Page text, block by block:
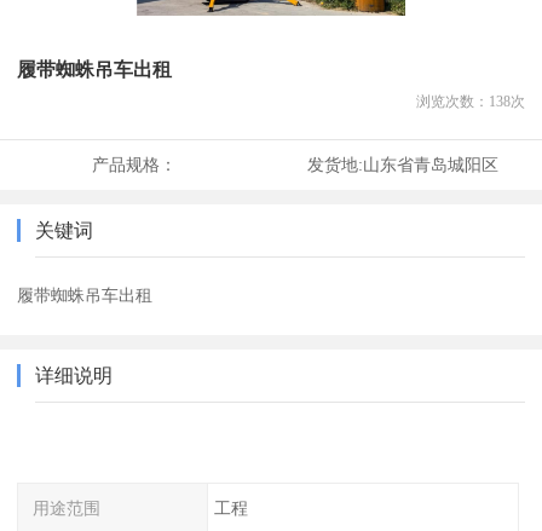
履带蜘蛛吊车出租
浏览次数： 138次
产品规格： 发货地:山东省青岛城阳区
关键词
履带蜘蛛吊车出租
详细说明
用途范围 工程